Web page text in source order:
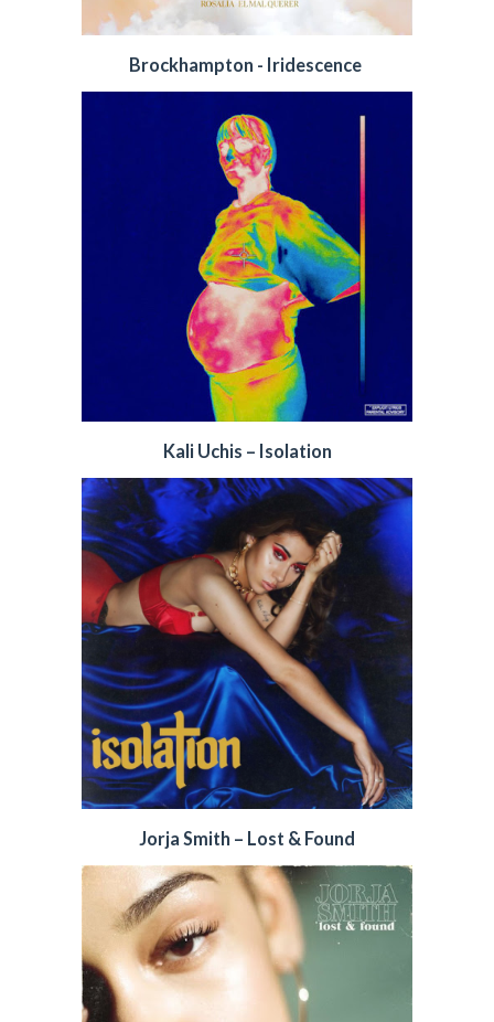
Brockhampton - Iridescence
Kali Uchis – Isolation
Jorja Smith – Lost & Found